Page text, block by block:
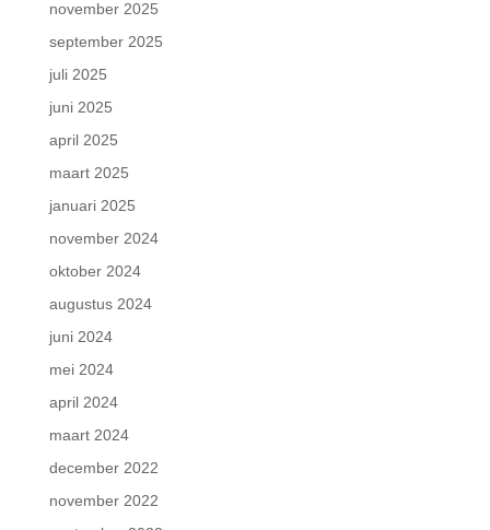
november 2025
september 2025
juli 2025
juni 2025
april 2025
maart 2025
januari 2025
november 2024
oktober 2024
augustus 2024
juni 2024
mei 2024
april 2024
maart 2024
december 2022
november 2022